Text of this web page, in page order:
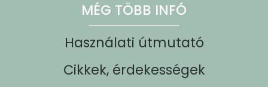
MÉG TÖBB INFÓ
Használati útmutató
Cikkek, érdekességek